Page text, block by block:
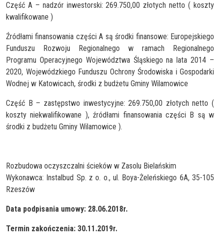
Część A – nadzór inwestorski: 269.750,00 złotych netto ( koszty
kwalifikowane )
Źródłami finansowania części A są środki finansowe: Europejskiego
Funduszu Rozwoju Regionalnego w ramach Regionalnego
Programu Operacyjnego Województwa Śląskiego na lata 2014 –
2020, Wojewódzkiego Funduszu Ochrony Środowiska i Gospodarki
Wodnej w Katowicach, środki z budżetu Gminy Wilamowice
Część B – zastępstwo inwestycyjne: 269.750,00 złotych netto (
koszty niekwalifikowane ), źródłami finansowania części B są w
środki z budżetu Gminy Wilamowice ).
Rozbudowa oczyszczalni ścieków w Zasolu Bielańskim
Wykonawca: Instalbud Sp. z o. o., ul. Boya-Żeleńskiego 6A, 35-105
Rzeszów
Data podpisania umowy: 28.06.2018r.
Termin zakończenia: 30.11.2019r.